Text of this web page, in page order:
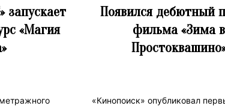
запускает
«Магия
Появился дебютный
фильма «Зима в
«Кинопоиск» опубликовал